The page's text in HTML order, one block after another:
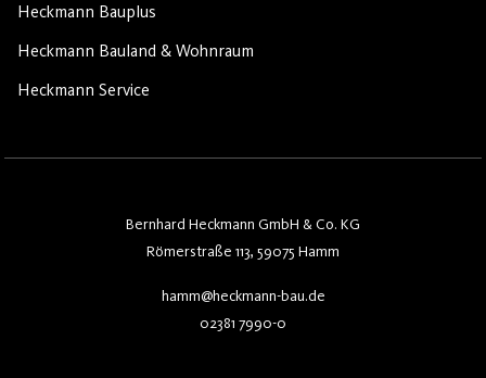
Heckmann Bauplus
Heckmann Bauland & Wohnraum
Heckmann Service
Bernhard Heckmann GmbH & Co. KG
Römerstraße 113, 59075 Hamm
hamm@heckmann-bau.de
02381 7990-0